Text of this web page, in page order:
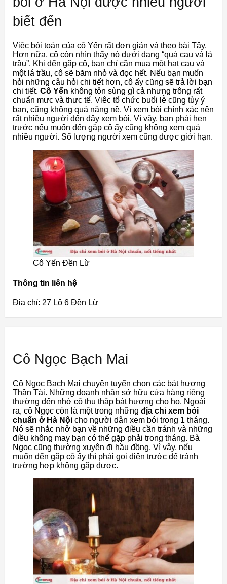
biết đến
Việc bói toán của cô Yến rất đơn giản và theo bài Tây.
Hơn nữa, cô còn nhìn thấy nó dưới dạng “quả cau và lá
trầu”. Khi đến gặp cô, bạn chỉ cần mua một hạt cau và
một lá trầu, cô sẽ băm nhỏ và đọc hết. Nếu bạn muốn
hỏi những câu hỏi chi tiết hơn, cô ấy cũng sẽ trả lời bạn
chi tiết. Cô Yến không tôn sùng gì cả nhưng trông rất
chuẩn mực và thực tế. Việc tổ chức buổi lễ cũng tùy ý
bạn, cũng không quá nặng nề. Vì xem bói chính xác nên
rất nhiều người đến đây xem bói. Vì vậy, bạn phải hẹn
trước nếu muốn đến gặp cô ấy cũng không xem quá
nhiều người. Số lượng người xem cũng được giới hạn.
Cô Yến Đền Lừ
Thông tin liên hệ
Địa chỉ: 27 Lô 6 Đền Lừ
Cô Ngọc Bạch Mai
Cô Ngọc Bạch Mai chuyên tuyển chọn các bát hương
Thần Tài. Những doanh nhân sở hữu cửa hàng riêng
thường đến nhờ cô thu thập bát hương cho họ. Ngoài
ra, cô Ngọc còn là một trong những địa chỉ xem bói
chuẩn ở Hà Nội cho người dân xem bói trong 1 tháng.
Nó sẽ nhắc nhở bạn về những điều cần tránh và những
điều không may bạn có thể gặp phải trong tháng. Bà
Ngọc cũng thường xuyên đi hầu đồng. Vì vậy, nếu
muốn đến gặp cô ấy thì phải gọi điện trước để tránh
trường hợp không gặp được.